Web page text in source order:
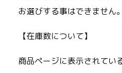
お選びする事はできません。
【在庫数について】
商品ページに表示されてい